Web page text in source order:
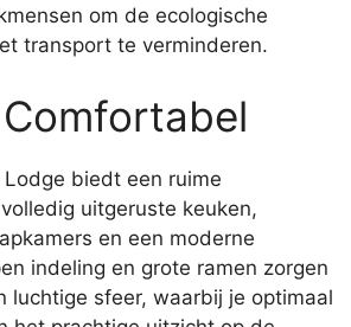
om de ecologische
transport te verminderen.
biedt een ruime
uitgeruste keuken,
en een moderne
indeling en grote ramen zorgen
luchtige sfeer, waarbij je optimaal